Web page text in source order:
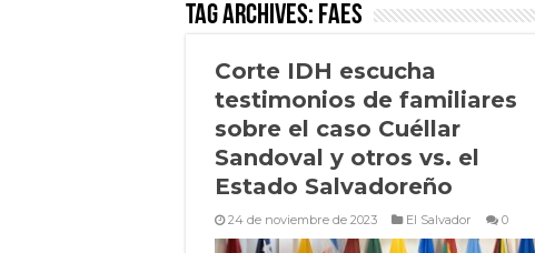
Tag Archives: FAES
Corte IDH escucha
testimonios de familiares
sobre el caso Cuéllar
Sandoval y otros vs. el
Estado Salvadoreño
24 de noviembre de 2023 El Salvador 0